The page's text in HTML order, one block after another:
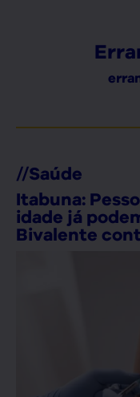
//Saúde
Itabuna:
idade já
Bivalente